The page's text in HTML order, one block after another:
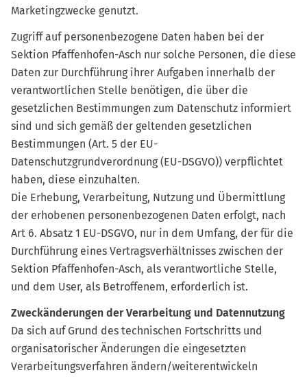
Marketingzwecke genutzt.
Zugriff auf personenbezogene Daten haben bei der
Sektion Pfaffenhofen-Asch nur solche Personen, die diese
Daten zur Durchführung ihrer Aufgaben innerhalb der
verantwortlichen Stelle benötigen, die über die
gesetzlichen Bestimmungen zum Datenschutz informiert
sind und sich gemäß der geltenden gesetzlichen
Bestimmungen (Art. 5 der EU-
Datenschutzgrundverordnung (EU-DSGVO)) verpflichtet
haben, diese einzuhalten.
Die Erhebung, Verarbeitung, Nutzung und Übermittlung
der erhobenen personenbezogenen Daten erfolgt, nach
Art 6. Absatz 1 EU-DSGVO, nur in dem Umfang, der für die
Durchführung eines Vertragsverhältnisses zwischen der
Sektion Pfaffenhofen-Asch, als verantwortliche Stelle,
und dem User, als Betroffenem, erforderlich ist.
Zweckänderungen der Verarbeitung und Datennutzung
Da sich auf Grund des technischen Fortschritts und
organisatorischer Änderungen die eingesetzten
Verarbeitungsverfahren ändern/weiterentwickeln